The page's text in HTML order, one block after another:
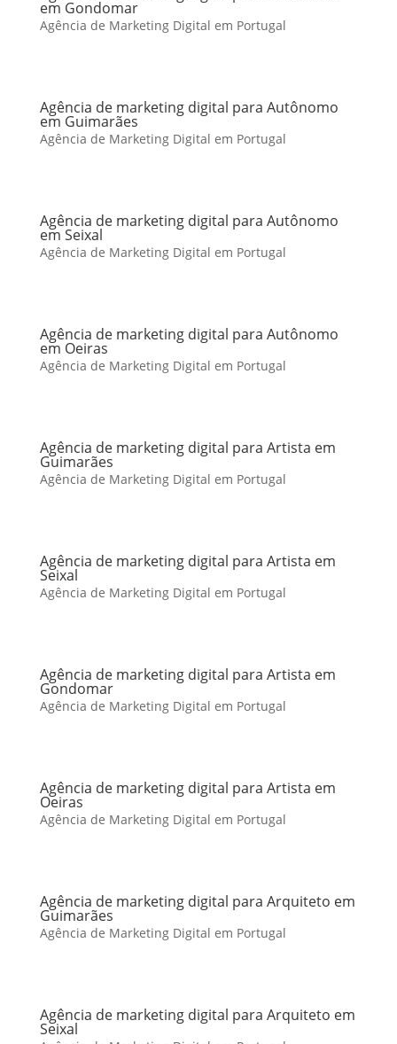
em Gondomar
Agência de Marketing Digital em Portugal
Agência de marketing digital para Autônomo
em Guimarães
Agência de Marketing Digital em Portugal
Agência de marketing digital para Autônomo
em Seixal
Agência de Marketing Digital em Portugal
Agência de marketing digital para Autônomo
em Oeiras
Agência de Marketing Digital em Portugal
Agência de marketing digital para Artista em
Guimarães
Agência de Marketing Digital em Portugal
Agência de marketing digital para Artista em
Seixal
Agência de Marketing Digital em Portugal
Agência de marketing digital para Artista em
Gondomar
Agência de Marketing Digital em Portugal
Agência de marketing digital para Artista em
Oeiras
Agência de Marketing Digital em Portugal
Agência de marketing digital para Arquiteto em
Guimarães
Agência de Marketing Digital em Portugal
Agência de marketing digital para Arquiteto em
Seixal